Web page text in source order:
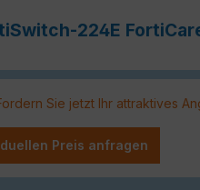
224E
Sie jetzt Ihr attraktives
Preis anfragen